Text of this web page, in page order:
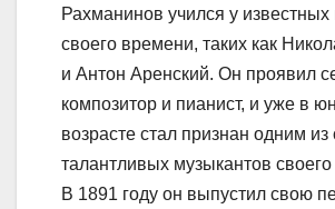
Рахманинов учился у известных
своего времени, таких как
и Антон Аренский. Он проявил
композитор и пианист, и уже в
возрасте стал признан одним
талантливых музыкантов
В 1891 году он выпустил свою